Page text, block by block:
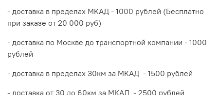
- доставка в пределах МКАД - 1000 рублей (Бесплатно
при заказе от 20 000 руб)
- доставка по Москве до транспортной компании - 1000
рублей
- доставка в пределах 30км за МКАД - 1500 рублей
- доставка от 30 до 60км за МКАД - 2500 рублей